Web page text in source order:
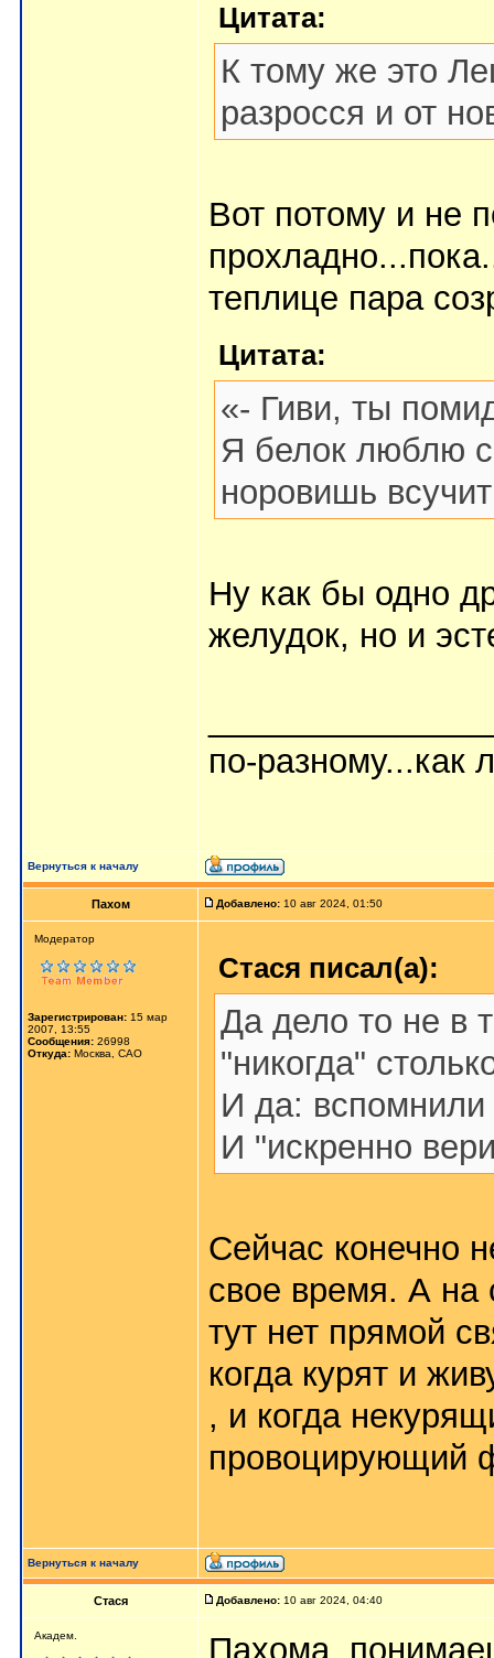
Цитата:
К тому же это
разросся и от
Вот потому и не
теплице пара
Цитата:
«- Гиви, ты
Я белок люблю с
норовишь
Ну как бы одно
желудок, но и
по-разному...как
Вернуться к началу
Пахом Добавлено: 10 авг 2024, 01:50
Мoдератор
Зарегистрирован: 15 мар
2007, 13:55
Сообщения: 26998
Откуда: Москва, САО
Стася писал(а):
Да дело то не в
"никогда"
И да: вспомнили
И "искренно
Сейчас конечно
свое время. А на
тут нет прямой
когда курят и
, и когда
провоцирующий
Вернуться к началу
Стася Добавлено: 10 авг 2024, 04:40
Aкaдeм. Пахома,